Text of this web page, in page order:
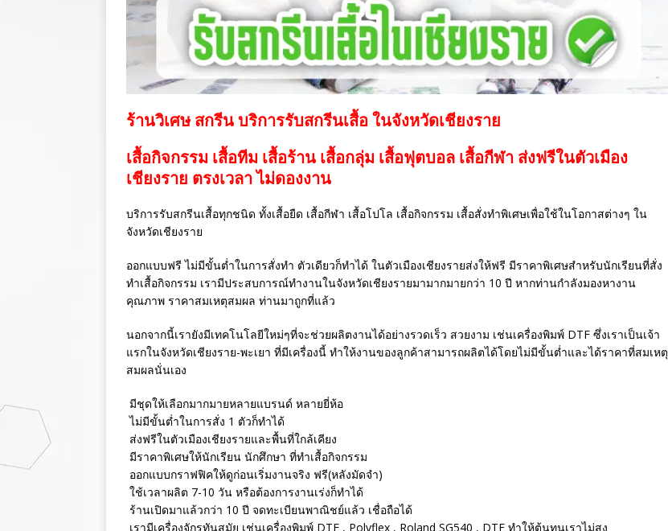
ร้านวิเศษ สกรีน บริการรับสกรีนเสื้อ ในจังหวัดเชียงราย
เสื้อกิจกรรม เสื้อทีม เสื้อร้าน เสื้อกลุ่ม เสื้อฟุตบอล เสื้อกีฬา ส่งฟรีในตัวเมือง
เชียงราย ตรงเวลา ไม่ดองงาน
บริการรับสกรีนเสื้อทุกชนิด ทั้งเสื้อยืด เสื้อกีฬา เสื้อโปโล เสื้อกิจกรรม เสื้อสั่งทำพิเศษเพื่อใช้ในโอกาสต่างๆ ใน
จังหวัดเชียงราย
ออกแบบฟรี ไม่มีขั้นต่ำในการสั่งทำ ตัวเดียวก็ทำได้ ในตัวเมืองเชียงรายส่งให้ฟรี มีราคาพิเศษสำหรับนักเรียนที่สั่ง
ทำเสื้อกิจกรรม เรามีประสบการณ์ทำงานในจังหวัดเชียงรายมามากมายกว่า 10 ปี หากท่านกำลังมองหางาน
คุณภาพ ราคาสมเหตุสมผล ท่านมาถูกที่แล้ว
นอกจากนี้เรายังมีเทคโนโลยีใหม่ๆที่จะช่วยผลิตงานได้อย่างรวดเร็ว สวยงาม เช่นเครื่องพิมพ์ DTF ซึ่งเราเป็นเจ้า
แรกในจังหวัดเชียงราย-พะเยา ที่มีเครื่องนี้ ทำให้งานของลูกค้าสามารถผลิตได้โดยไม่มีขั้นต่ำและได้ราคาที่สมเหตุ
สมผลนั่นเอง
มีชุดให้เลือกมากมายหลายแบรนด์ หลายยี่ห้อ
ไม่มีขั้นต่ำในการสั่ง 1 ตัวก็ทำได้
ส่งฟรีในตัวเมืองเชียงรายและพื้นที่ใกล้เคียง
มีราคาพิเศษให้นักเรียน นักศึกษา ที่ทำเสื้อกิจกรรม
ออกแบบกราฟฟิคให้ดูก่อนเริ่มงานจริง ฟรี(หลังมัดจำ)
ใช้เวลาผลิต 7-10 วัน หรือต้องการงานเร่งก็ทำได้
ร้านเปิดมาแล้วกว่า 10 ปี จดทะเบียนพาณิชย์แล้ว เชื่อถือได้
เรามีเครื่องจักรทันสมัย เช่นเครื่องพิมพ์ DTF , Polyflex , Roland SG540 , DTF ทำให้ต้นทุนเราไม่สูง